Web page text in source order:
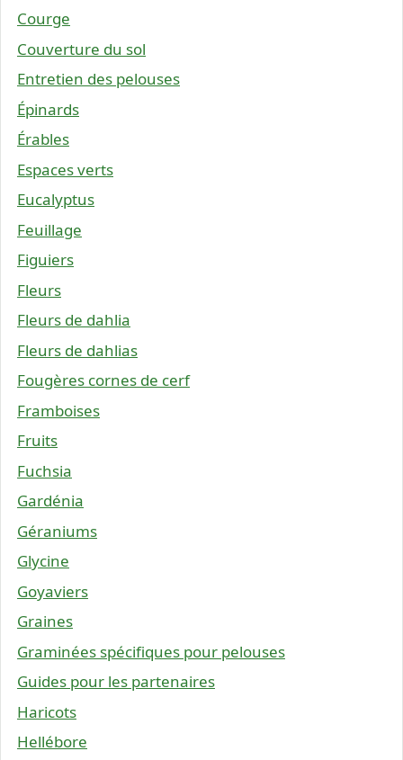
Courge
Couverture du sol
Entretien des pelouses
Épinards
Érables
Espaces verts
Eucalyptus
Feuillage
Figuiers
Fleurs
Fleurs de dahlia
Fleurs de dahlias
Fougères cornes de cerf
Framboises
Fruits
Fuchsia
Gardénia
Géraniums
Glycine
Goyaviers
Graines
Graminées spécifiques pour pelouses
Guides pour les partenaires
Haricots
Hellébore